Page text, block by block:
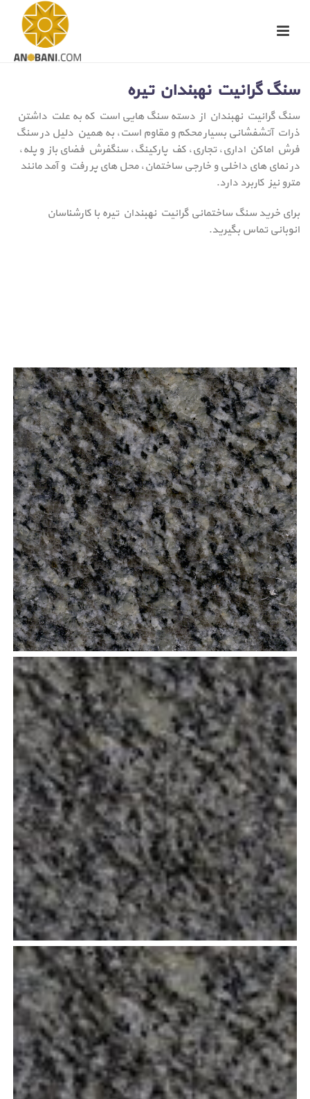
سنگ گرانیت نهبندان تیره
سنگ گرانیت نهبندان از دسته سنگ هایی است که به علت داشتن
ذرات آتشفشانی بسیار محکم و مقاوم است، به همین دلیل در سنگ
فرش اماکن اداری، تجاری، کف پارکینگ، سنگفرش فضای باز و پله،
در نمای های داخلی و خارجی ساختمان، محل های پر رفت و آمد مانند
مترو نیز کاربرد دارد.
برای خرید سنگ ساختمانی گرانیت نهبندان تیره با کارشناسان
انوبانی تماس بگیرید.